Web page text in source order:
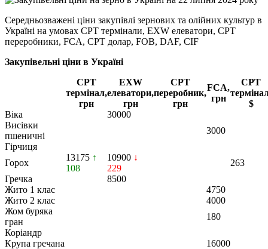
Середньозважені ціни закупівлі зернових та олійних культур в
Україні на умовах CPT термінали, EXW елеватори, CPT
переробники, FCA, CPT долар, FOB, DAF, CIF
Закупівельні ціни в Україні
CPT
термінал,
грн
EXW
елеватори,
грн
CPT
переробник,
грн
FCA,
грн
CPT
$
Віка
30000
Висівки
пшеничні
3000
Гірчиця
Горох
13175 ↑
108
10900 ↓
229
263
Гречка
8500
Жито 1 клас
4750
Жито 2 клас
4000
Жом буряка
гран
180
Коріандр
Крупа гречана
16000